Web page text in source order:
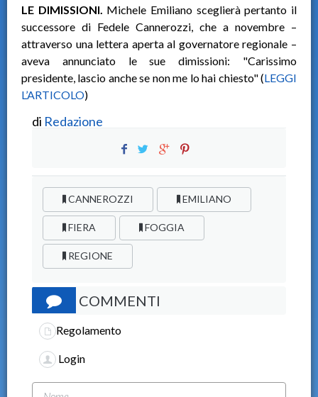
LE DIMISSIONI. Michele Emiliano sceglierà pertanto il
successore di Fedele Cannerozzi, che a novembre –
attraverso una lettera aperta al governatore regionale –
aveva annunciato le sue dimissioni: "Carissimo
presidente, lascio anche se non me lo hai chiesto" (LEGGI
L’ARTICOLO)
di Redazione
CANNEROZZI EMILIANO
FIERA FOGGIA
REGIONE
COMMENTI
Regolamento
Login